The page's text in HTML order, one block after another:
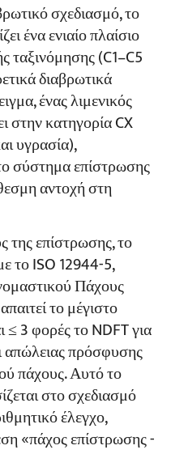
σχεδιασμό, το
ένα ενιαίο πλαίσιο
ταξινόμησης (C1–C5
διαβρωτικά
ένας λιμενικός
στην κατηγορία CX
υγρασία),
σύστημα επίστρωσης
αντοχή στη
της επίστρωσης, το
το ISO 12944-5,
Πάχους
το μέγιστο
≤ 3 φορές το NDFT για
πρόσφυσης
πάχους. Αυτό το
στο σχεδιασμό
έλεγχο,
«πάχος επίστρωσης -